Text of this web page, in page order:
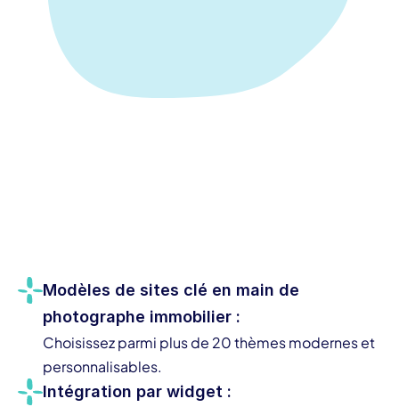
Modèles de sites clé en main de
photographe immobilier :
Choisissez parmi plus de 20 thèmes modernes et
personnalisables.
Intégration par widget :